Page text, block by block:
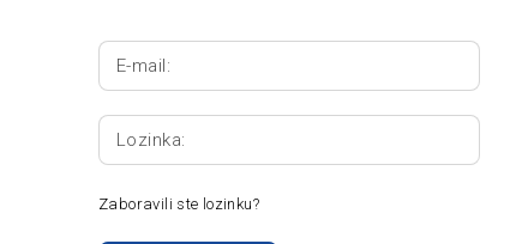
E-mail:
Lozinka:
Zaboravili ste lozinku?